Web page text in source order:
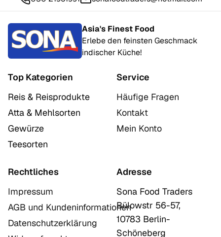
Asia's Finest Food
Erlebe den feinsten Geschmack
indischer Küche!
Top Kategorien
Reis & Reisprodukte
Atta & Mehlsorten
Gewürze
Teesorten
Service
Häufige Fragen
Kontakt
Mein Konto
Rechtliches
Impressum
AGB und Kundeninformationen
Datenschutzerklärung
Adresse
Sona Food Traders
Bülowstr 56-57,
10783 Berlin-
Schöneberg